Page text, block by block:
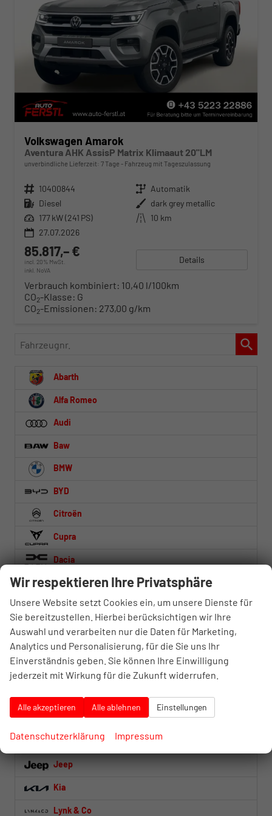
Volkswagen Amarok
Aventura AHK AssisP Matrix Klimaaut 20"LM
unverbindliche Lieferzeit: 7 Tage Fahrzeug mit Tageszulassung
Fahrzeugnr. 10400844 Getriebe Automatik
Kraftstoff Diesel Außenfarbe dark grey metallic
Leistung 177 kW (241 PS) Kilometerstand 10 km
27.07.2026
85.817,– €
incl. 20% MwSt.
inkl. NoVA
Details
Verbrauch kombiniert: 10,40 l/100km
CO2-Klasse: G
CO2-Emissionen: 273,00 g/km
Fahrzeugnr.
Abarth
Alfa Romeo
Audi
Baw
BMW
BYD
Citroën
Cupra
Dacia
DS Automobiles
Fiat
Ford
Foton
Honda
Hyundai
Iveco
Jaecoo
Jeep
Kia
Lynk & Co
Wir respektieren Ihre Privatsphäre
Unsere Website setzt Cookies ein, um unsere Dienste für
Sie bereitzustellen. Hierbei berücksichtigen wir Ihre
Auswahl und verarbeiten nur die Daten für Marketing,
Analytics und Personalisierung, für die Sie uns Ihr
Einverständnis geben. Sie können Ihre Einwilligung
jederzeit mit Wirkung für die Zukunft widerrufen.
Alle akzeptieren Alle ablehnen Einstellungen
Datenschutzerklärung Impressum